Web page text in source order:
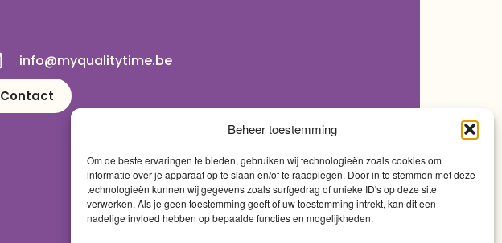
Beheer toestemming
Om de beste ervaringen te bieden, gebruiken wij technologieën zoals cookies om
informatie over je apparaat op te slaan en/of te raadplegen. Door in te stemmen met deze
technologieën kunnen wij gegevens zoals surfgedrag of unieke ID's op deze site
verwerken. Als je geen toestemming geeft of uw toestemming intrekt, kan dit een
nadelige invloed hebben op bepaalde functies en mogelijkheden.
info@myqualitytime.be
Contact